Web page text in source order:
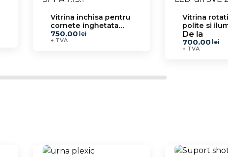
Vitrina inchisa pentru
cornete inghetata
(vafe) SPPA 7.13.1
750.00 lei
+ TVA
Vitrina
polite si
LED-uri SVE
De la
700.00 lei
+ TVA